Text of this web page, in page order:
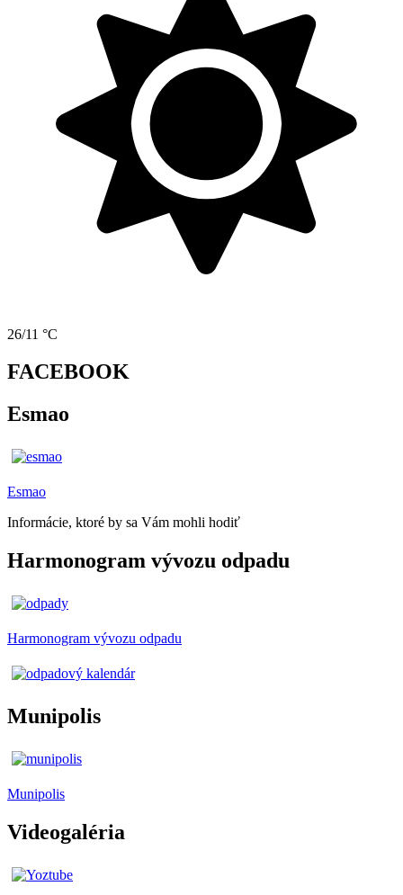
26/11 °C
FACEBOOK
Esmao
Esmao
Informácie, ktoré by sa Vám mohli hodiť
Harmonogram vývozu odpadu
Harmonogram vývozu odpadu
Munipolis
Munipolis
Videogaléria